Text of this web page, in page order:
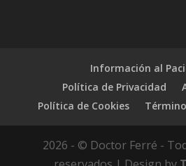
Información al
Política de Privacidad
Política de Cookies
2026 - © Doctor Ferré -